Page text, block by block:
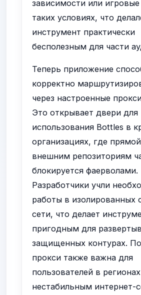
зависимости или
таких условиях, что
инструмент практически
бесполезным для части
Теперь приложение
корректно
через настроенные
Это открывает двери для
использования Bottles в
организациях, где
внешним репозиториям
блокируется фаерволами.
Разработчики учли
работы в изолированных
сети, что делает
пригодным для
защищенных контурах.
прокси также важна для
пользователей в
нестабильным интернет-